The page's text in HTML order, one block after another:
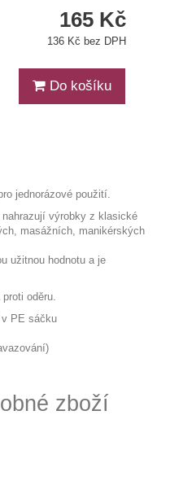
165 Kč
136 Kč bez DPH
Do košíku
jednorázové použití.
výrobky z klasické
masážních, manikérských
užitnou hodnotu a je
oděru.
v PE sáčku
zboží